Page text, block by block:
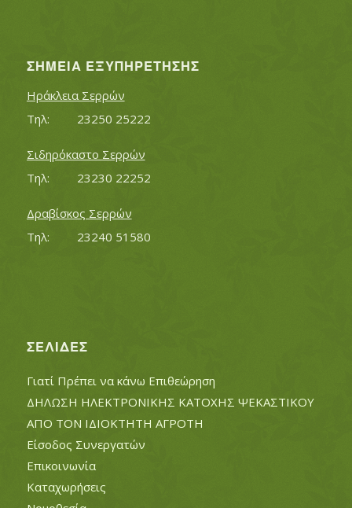
ΣΗΜΕΊΑ ΕΞΥΠΗΡΈΤΗΣΗΣ
Ηράκλεια Σερρών
Τηλ:		23250 25222
Σιδηρόκαστο Σερρών
Τηλ:		23230 22252
Δραβίσκος Σερρών
Τηλ:		23240 51580
ΣΕΛΊΔΕΣ
Γιατί Πρέπει να κάνω Επιθεώρηση
ΔΗΛΩΣΗ ΗΛΕΚΤΡΟΝΙΚΗΣ ΚΑΤΟΧΗΣ ΨΕΚΑΣΤΙΚΟΥ
ΑΠΟ ΤΟΝ ΙΔΙΟΚΤΗΤΗ ΑΓΡΟΤΗ
Είσοδος Συνεργατών
Επικοινωνία
Καταχωρήσεις